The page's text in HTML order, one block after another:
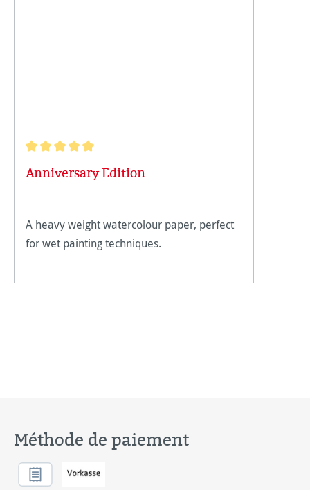
Anniversary Edition
A heavy weight watercolour paper, perfect
for wet painting techniques.
Méthode de paiement